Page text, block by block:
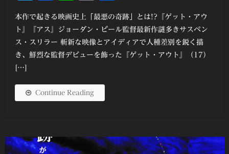
本作で起きる映画史上「最悪の奇跡」とは!?『ゲット・アウ
ト』『アス』ジョーダン・ピール監督最新作謎多きサスペン
ス・スリラー 斬新な映像とアイディアで人種差別を鋭く描
き、鮮烈な監督デビューを飾った『ゲット・アウト』（17）
[…]
Continue Reading